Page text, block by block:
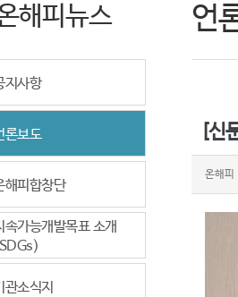
언
[신
온해피
해피뉴스
지사항
론보도
해피합창단
속가능개발목표 소개
관소식지